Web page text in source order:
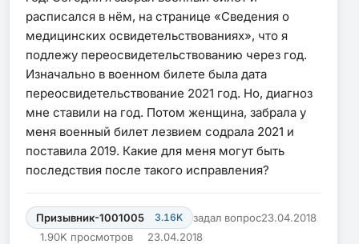
расписался в нём, на странице «Сведения о
медицинских освидетельствованиях», что я
подлежу переосвидетельствованию через год.
Изначально в военном билете была дата
переосвидетельствование 2021 год. Но, диагноз
мне ставили на год. Потом женщина, забрала у
меня военный билет лезвием содрала 2021 и
поставила 2019. Какие для меня могут быть
последствия после такого исправления?
Призывник-1001005 3.16K задал вопрос23.04.2018
1.90K просмотров
23.04.2018